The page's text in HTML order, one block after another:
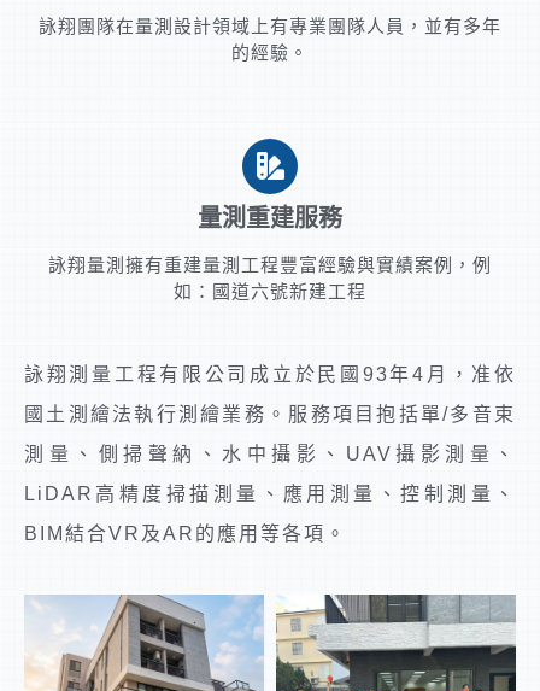
詠翔團隊在量測設計領域上有專業團隊人員，並有多年
的經驗。
量測重建服務
詠翔量測擁有重建量測工程豐富經驗與實績案例，例
如：國道六號新建工程
詠翔測量工程有限公司成立於民國93年4月，准依
國土測繪法執行測繪業務。服務項目抱括單/多音束
測量、側掃聲納、水中攝影、UAV攝影測量、
LiDAR高精度掃描測量、應用測量、控制測量、
BIM結合VR及AR的應用等各項。